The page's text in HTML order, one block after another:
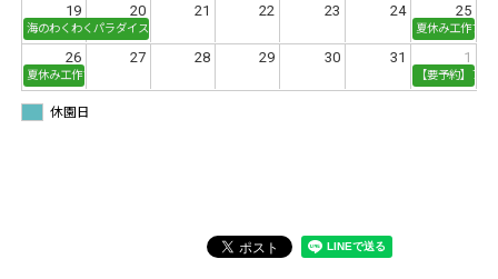
19 20 21 22 23 24 25
海のわくわくパラダイス 夏休み工作フェ
26 27 28 29 30 31 1
夏休み工作フェアPart1 【要予約】ア
休園日